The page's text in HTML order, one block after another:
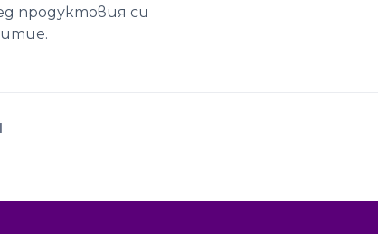
продуктовия си